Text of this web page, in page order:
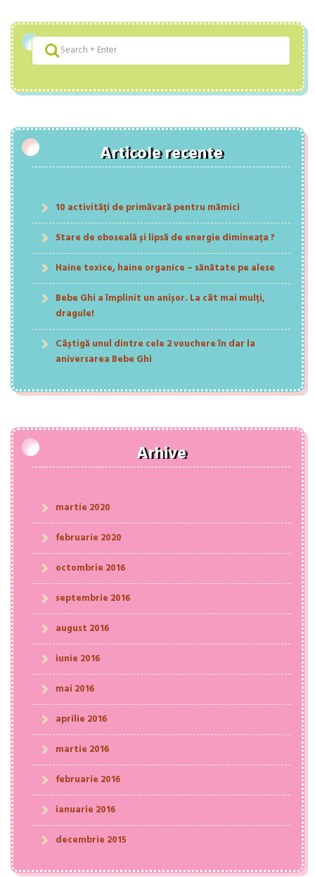
Articole recente
10 activități de primăvară pentru mămici
Stare de oboseală și lipsă de energie dimineața ?
Haine toxice, haine organice – sănătate pe alese
Bebe Ghi a împlinit un anișor. La cât mai mulți,
dragule!
Câștigă unul dintre cele 2 vouchere în dar la
aniversarea Bebe Ghi
Arhive
martie 2020
februarie 2020
octombrie 2016
septembrie 2016
august 2016
iunie 2016
mai 2016
aprilie 2016
martie 2016
februarie 2016
ianuarie 2016
decembrie 2015